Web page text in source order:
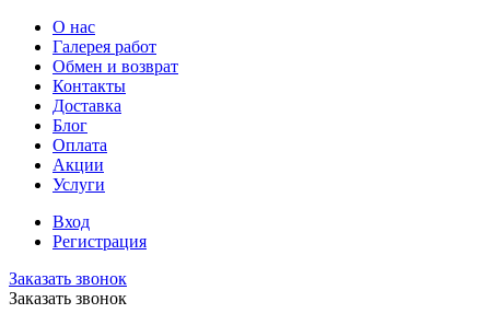
О нас
Галерея работ
Обмен и возврат
Контакты
Доставка
Блог
Оплата
Акции
Услуги
Вход
Регистрация
Заказать звонок
Заказать звонок